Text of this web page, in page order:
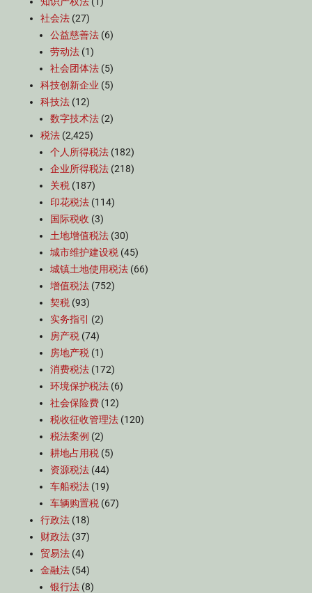
社会法 (27)
公益慈善法 (6)
劳动法 (1)
社会团体法 (5)
科技创新企业 (5)
科技法 (12)
数字技术法 (2)
税法 (2,425)
个人所得税法 (182)
企业所得税法 (218)
关税 (187)
印花税法 (114)
国际税收 (3)
土地增值税法 (30)
城市维护建设税 (45)
城镇土地使用税法 (66)
增值税法 (752)
契税 (93)
实务指引
(2)
房产税 (74)
房地产税 (1)
消费税法 (172)
环境保护税法 (6)
社会保险费 (12)
税收征收管理法 (120)
税法案例 (2)
耕地占用税 (5)
资源税法 (44)
车船税法 (19)
车辆购置税 (67)
行政法 (18)
财政法 (37)
贸易法 (4)
金融法 (54)
银行法 (8)